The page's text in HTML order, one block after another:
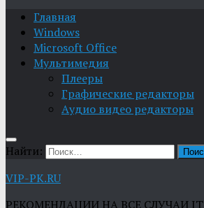
Главная
Windows
Microsoft Office
Мультимедия
Плееры
Графические редакторы
Aудио видео редакторы
Найти:
VIP-PK.RU
РЕКОМЕНДАЦИИ НА ВСЕ СЛУЧАИ IT